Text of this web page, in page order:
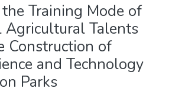
Training Mode of
Agricultural Talents
Construction of
and Technology
Parks